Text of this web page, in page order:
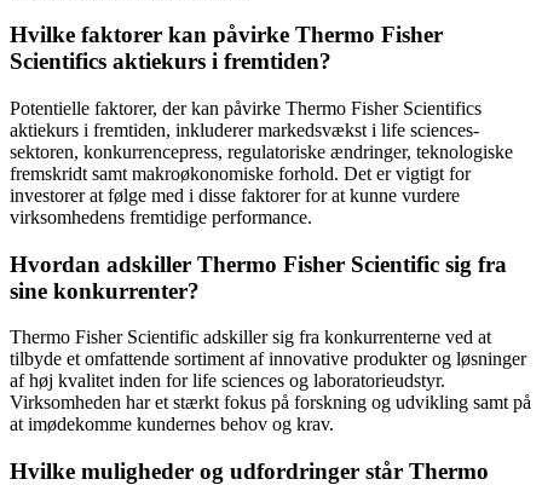
Hvilke faktorer kan påvirke Thermo Fisher
Scientifics aktiekurs i fremtiden?
Potentielle faktorer, der kan påvirke Thermo Fisher Scientifics
aktiekurs i fremtiden, inkluderer markedsvækst i life sciences-
sektoren, konkurrencepress, regulatoriske ændringer, teknologiske
fremskridt samt makroøkonomiske forhold. Det er vigtigt for
investorer at følge med i disse faktorer for at kunne vurdere
virksomhedens fremtidige performance.
Hvordan adskiller Thermo Fisher Scientific sig fra
sine konkurrenter?
Thermo Fisher Scientific adskiller sig fra konkurrenterne ved at
tilbyde et omfattende sortiment af innovative produkter og løsninger
af høj kvalitet inden for life sciences og laboratorieudstyr.
Virksomheden har et stærkt fokus på forskning og udvikling samt på
at imødekomme kundernes behov og krav.
Hvilke muligheder og udfordringer står Thermo